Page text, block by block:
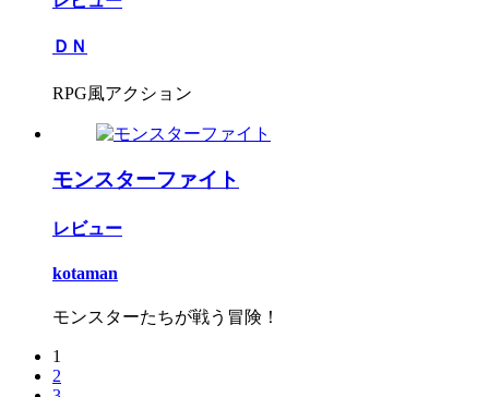
ＤＮ
RPG風アクション
モンスターファイト
レビュー
kotaman
モンスターたちが戦う冒険！
1
2